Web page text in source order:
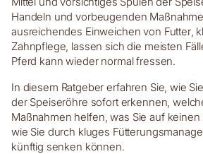
Handeln und vorbeugenden
ausreichendes Einweichen von Futter,
Zahnpflege, lassen sich die meisten
Pferd kann wieder normal fressen.
In diesem Ratgeber erfahren Sie, wie
der Speiseröhre sofort erkennen,
Maßnahmen helfen, was Sie auf keinen
wie Sie durch kluges
künftig senken können.